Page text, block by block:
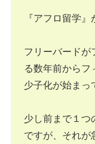
『アフロ留学
フリーバードが
る数年前からフ
少子化が始まっ
少し前まで１つ
ですが、それ